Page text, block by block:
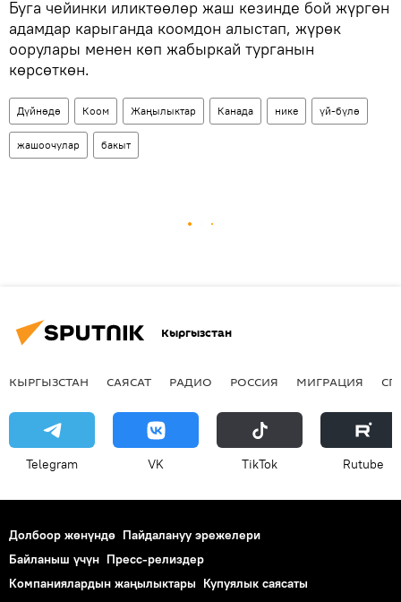
Буга чейинки иликтөөлөр жаш кезинде бой жүргөн
адамдар карыганда коомдон алыстап, жүрөк
оорулары менен көп жабыркай турганын
көрсөткөн.
Дүйнөдө Коом Жаңылыктар Канада нике үй-бүлө
жашоочулар бакыт
Кыргызстан
КЫРГЫЗСТАН САЯСАТ РАДИО РОССИЯ МИГРАЦИЯ
Telegram VK ТikТоk Rutube
Долбоор жөнүндө Пайдалануу эрежелери
Байланыш үчүн Пресс-релиздер
Компаниялардын жаңылыктары Купуялык саясаты